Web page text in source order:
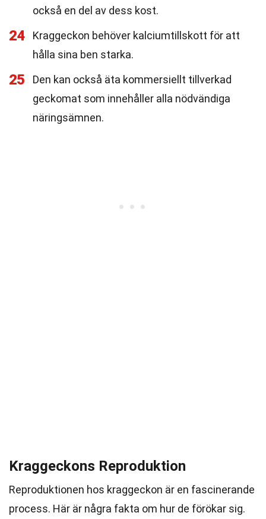
också en del av dess kost.
24
Kraggeckon behöver kalciumtillskott för att
hålla sina ben starka.
25
Den kan också äta kommersiellt tillverkad
geckomat som innehåller alla nödvändiga
näringsämnen.
Kraggeckons Reproduktion
Reproduktionen hos kraggeckon är en fascinerande
process. Här är några fakta om hur de förökar sig.